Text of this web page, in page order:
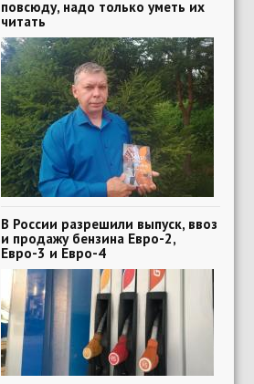
повсюду, надо только уметь их
читать
В России разрешили выпуск, ввоз
и продажу бензина Евро-2,
Евро-3 и Евро-4